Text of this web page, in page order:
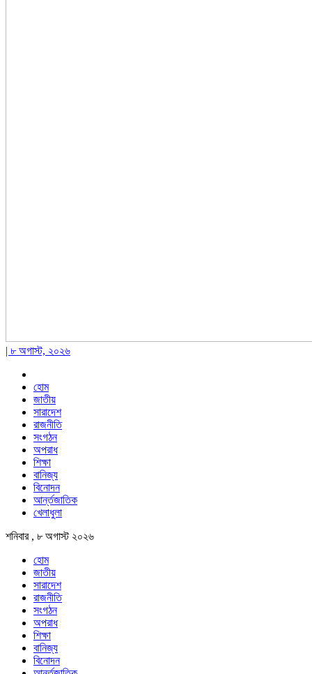
| ৮ অগাস্ট, ২০২৬
হোম
জাতীয়
সারাদেশ
রাজনীতি
সংগঠন
অপরাধ
শিক্ষা
বানিজ্য
বিনোদন
আর্ন্তজাতিক
খেলাধুলা
শনিবার , ৮ অগাস্ট ২০২৬
হোম
জাতীয়
সারাদেশ
রাজনীতি
সংগঠন
অপরাধ
শিক্ষা
বানিজ্য
বিনোদন